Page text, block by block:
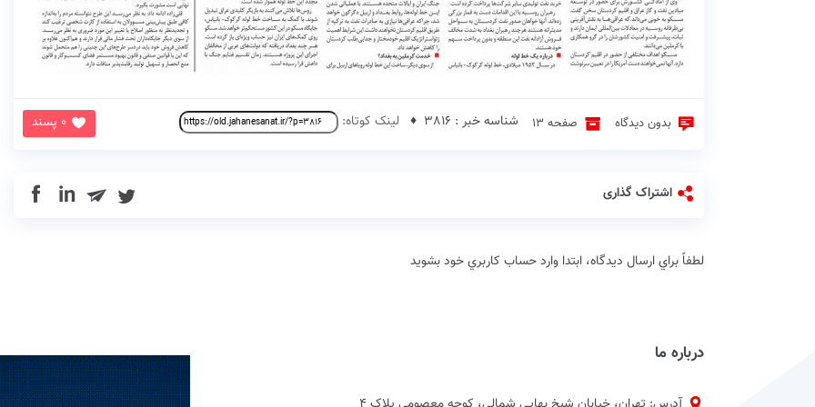
بدون دیدگاه صفحه 13 0 پسند شناسه خبر : 3816 ♦ لینک کوتاه:
اشتراک گذاری in
لطفاً براي ارسال دیدگاه، ابتدا وارد حساب كاربري خود بشويد
درباره ما